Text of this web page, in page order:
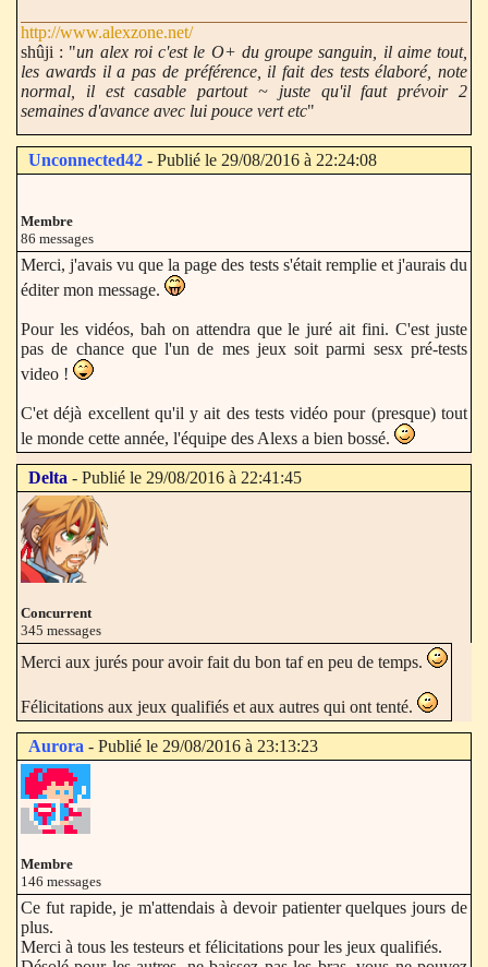
http://www.alexzone.net/
shûji : "un alex roi c'est le O+ du groupe sanguin, il aime tout,
les awards il a pas de préférence, il fait des tests élaboré, note
normal, il est casable partout ~ juste qu'il faut prévoir 2
semaines d'avance avec lui pouce vert etc"
Unconnected42 - Publié le 29/08/2016 à 22:24:08
Membre
86 messages
Merci, j'avais vu que la page des tests s'était remplie et j'aurais du
éditer mon message.
Pour les vidéos, bah on attendra que le juré ait fini. C'est juste
pas de chance que l'un de mes jeux soit parmi sesx pré-tests
video !
C'et déjà excellent qu'il y ait des tests vidéo pour (presque) tout
le monde cette année, l'équipe des Alexs a bien bossé.
Delta - Publié le 29/08/2016 à 22:41:45
Concurrent
345 messages
Merci aux jurés pour avoir fait du bon taf en peu de temps.
Félicitations aux jeux qualifiés et aux autres qui ont tenté.
Aurora - Publié le 29/08/2016 à 23:13:23
Membre
146 messages
Ce fut rapide, je m'attendais à devoir patienter quelques jours de
plus.
Merci à tous les testeurs et félicitations pour les jeux qualifiés.